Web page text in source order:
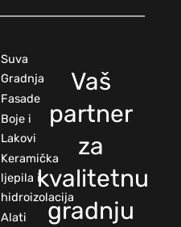
Suva
Gradnja
Fasade
Boje i
Lakovi
Keramička
ljepila i
hidroizolacija
Alati
Vaš
partner
za
kvalitetnu
gradnju